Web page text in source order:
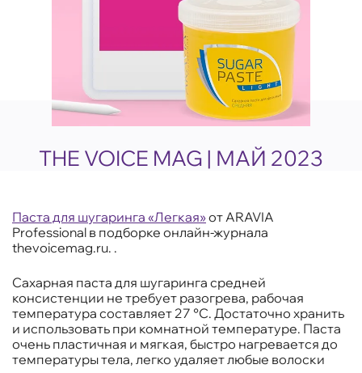
THE VOICE MAG | МАЙ 2023
Паста для шугаринга «Легкая»от ARAVIA
Professional в подборке онлайн-журнала
thevoicemag.ru. .
Сахарная паста для шугаринга средней
консистенции не требует разогрева, рабочая
температура составляет 27 °C. Достаточно хранить
и использовать при комнатной температуре. Паста
очень пластичная и мягкая, быстро нагревается до
температуры тела, легко удаляет любые волоски